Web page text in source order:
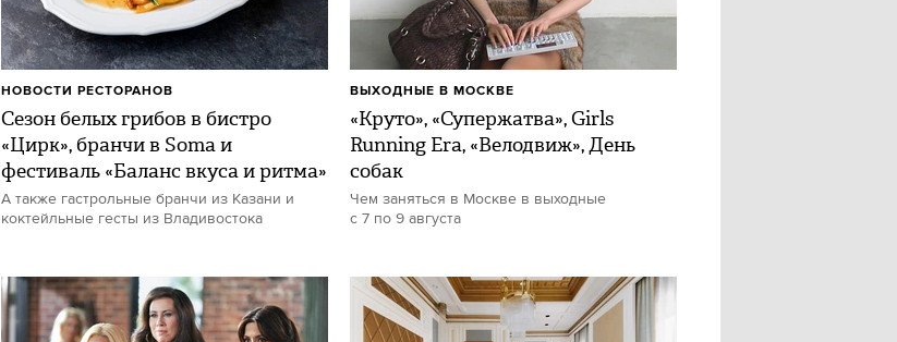
Сезон белых грибов в бистро
«Цирк», бранчи в Soma и
фестиваль «Баланс вкуса и ритма»
А также гастрольные бранчи из Казани и
коктейльные гесты из Владивостока
НОВОСТИ РЕСТОРАНОВ
«Круто», «Супержатва», Girls
Running Era, «Велодвиж», День
собак
Чем заняться в Москве в выходные
с 7 по 9 августа
ВЫХОДНЫЕ В МОСКВЕ